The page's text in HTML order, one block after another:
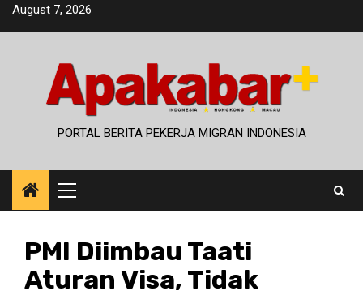
SkipAugust 7, 2026
PORTAL BERITA PEKERJA MIGRAN INDONESIA
Primary
Menu
PMI Diimbau Taati
Aturan Visa, Tidak